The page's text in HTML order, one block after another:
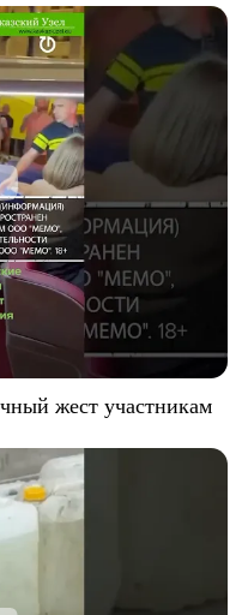
жест участникам